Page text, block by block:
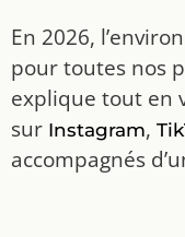
En 2026,
pour toutes nos
explique tout en
sur Instagram,
accompagnés